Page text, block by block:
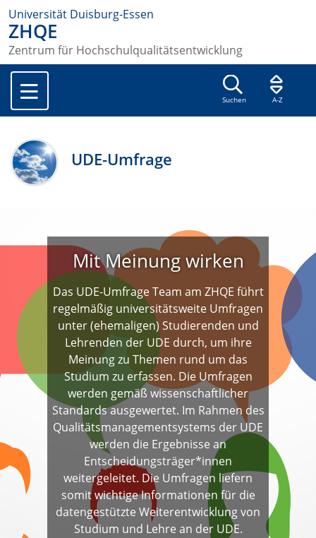
Universität Duisburg-Essen
ZHQE
Zentrum für Hochschulqualitätsentwicklung
Suchen A-Z
UDE-Umfrage
Mit Meinung wirken
Das UDE-Umfrage Team am ZHQE führt
regelmäßig universitätsweite Umfragen
unter (ehemaligen) Studierenden und
Lehrenden der UDE durch, um ihre
Meinung zu Themen rund um das
Studium zu erfassen. Die Umfragen
werden gemäß wissenschaftlicher
Standards ausgewertet. Im Rahmen des
Qualitätsmanagementsystems der UDE
werden die Ergebnisse an
Entscheidungsträger*innen
weitergeleitet. Die Umfragen liefern
somit wichtige Informationen für die
datengestützte Weiterentwicklung von
Studium und Lehre an der UDE.